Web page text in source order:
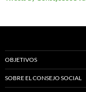
OBJETIVOS
SOBRE EL CONSEJO SOCIAL